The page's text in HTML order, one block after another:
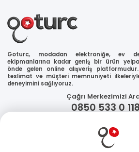
Goturc, modadan elektroniğe, ev
ekipmanlarına kadar geniş bir ürün
önde gelen online alışveriş platformudur.
teslimat ve müşteri memnuniyeti
deneyimini sağlıyoruz.
Çağrı Merkezimizi
0850 533 0 118
Güvenliğiniz